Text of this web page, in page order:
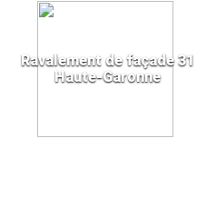
Ravalement de façade 31
Haute-Garonne